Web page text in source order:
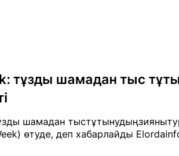
тұзды шамадан тыс
шамадан
өтуде, деп хабарлайды